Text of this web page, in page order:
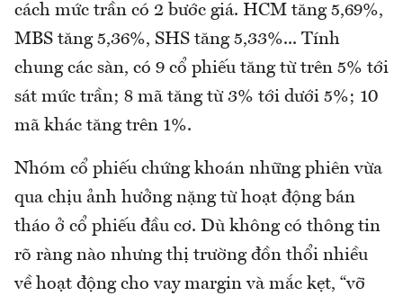
cách mức trần có 2 bước giá. HCM tăng 5,69%,
MBS tăng 5,36%, SHS tăng 5,33%... Tính
chung các sàn, có 9 cổ phiếu tăng từ trên 5% tới
sát mức trần; 8 mã tăng từ 3% tới dưới 5%; 10
mã khác tăng trên 1%.
Nhóm cổ phiếu chứng khoán những phiên vừa
qua chịu ảnh hưởng nặng từ hoạt động bán
tháo ở cổ phiếu đầu cơ. Dù không có thông tin
rõ ràng nào nhưng thị trường đồn thổi nhiều
về hoạt động cho vay margin và mắc kẹt, “vỡ